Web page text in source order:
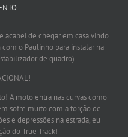
acabei de chegar em casa vindo
com o Paulinho para instalar na
de quadro).
A moto entra nas curvas como
sofre muito com a torção de
e depressões na estrada, eu
do True Track!